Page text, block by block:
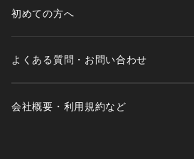
※サンプルにて撮影、採寸を行う為、
仕様やサイズが異なる場合がございま
※光の当たり具合や撮影環境により色
◆お気に入り登録でアイテム情報をゲ
初めての方へ
よくある質問・お問い合わせ
会社概要・利用規約など